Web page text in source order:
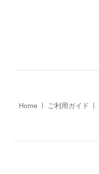
Home ご利用ガイド